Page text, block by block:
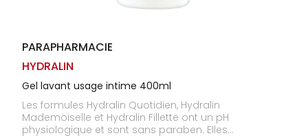
PARAPHARMACIE
HYDRALIN
Gel lavant usage intime 400ml
Les formules Hydralin Quotidien, Hydralin
Mademoiselle et Hydralin Fillette ont un pH
physiologique et sont sans paraben. Elles